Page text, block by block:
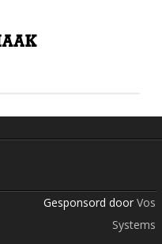
Gesponsord doorVos
Systems